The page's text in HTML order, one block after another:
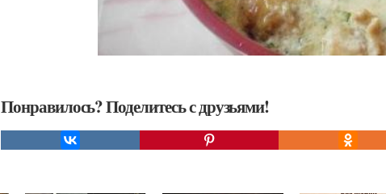
Понравилось? Поделитесь с друзьями!